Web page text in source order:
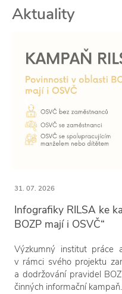
Aktuality
31. 07. 2026
Infografiky RILSA ke
BOZP mají i OSVČ“
Výzkumný institut práce
v rámci svého projektu
a dodržování pravidel
činných informační